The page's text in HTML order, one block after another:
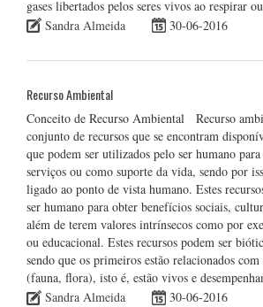
gases libertados pelos seres vivos ao respirar
Sandra Almeida
30-06-2016
Recurso Ambiental
Conceito de Recurso Ambiental Recurso
conjunto de recursos que se encontram
que podem ser utilizados pelo ser humano para
serviços ou como suporte da vida, sendo por
ligado ao ponto de vista humano. Estes
ser humano para obter benefícios sociais,
além de terem valores intrínsecos como por
ou educacional. Estes recursos podem ser
sendo que os primeiros estão relacionados
(fauna, flora), isto é, estão vivos e
Sandra Almeida
30-06-2016